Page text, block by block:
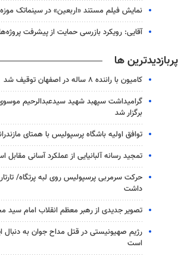
نمایش فیلم مستند «اربعین» در سینماتک
آقایی: رویکرد بازرسی حمایت از پیشرفت
پربازدیدترین ها
کامیون با راننده ۸ ساله در اصفهان توقیف شد
گرامیداشت سپهبد شهید سیدعبدالرحیم
برگزار شد
توافق اولیه باشگاه پرسپولیس با همتای
تمجید رسانه آلبانیایی از عملکرد آسانی مقابل
حرکت سرمربی پرسپولیس روی لبه پرتگاه/
داشت
تصویر جدیدی از رهبر معظم انقلاب امام سید
رژیم صهیونیستی در قتل مداح جوان به
است